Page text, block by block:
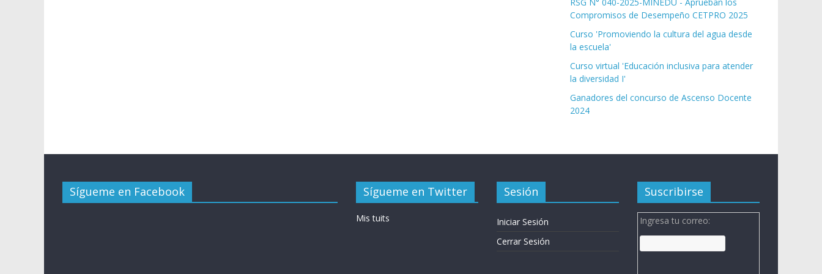
Compromisos de Desempeño CETPRO 2025
Curso 'Promoviendo la cultura del agua desde
la escuela'
Curso virtual 'Educación inclusiva para atender
la diversidad I'
Ganadores del concurso de Ascenso Docente
2024
Sígueme en Facebook Sígueme en Twitter
Mis tuits
Sesión
Iniciar Sesión
Cerrar Sesión
Suscribirse
Ingresa tu correo: